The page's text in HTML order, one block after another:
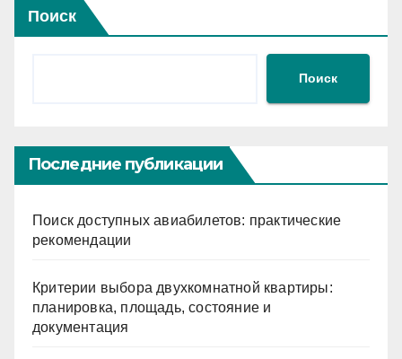
Поиск
Поиск
Последние публикации
Поиск доступных авиабилетов: практические
рекомендации
Критерии выбора двухкомнатной квартиры:
планировка, площадь, состояние и
документация